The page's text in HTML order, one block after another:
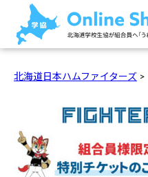
北海道日本ハムファイターズ >